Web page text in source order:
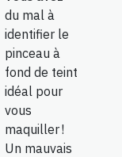
du mal à
identifier le
pinceau à
fond de teint
idéal pour
vous
maquiller !
Un mauvais